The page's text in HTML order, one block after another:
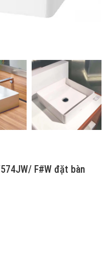
F#W đặt bàn